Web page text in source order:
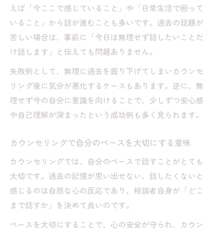
えば「今ここで感じていること」や「日常生活で困って
いること」から話が進むことも多いです。過去の話題が
苦しい場合は、事前に「今日は無理せず話したいことだ
け話します」と伝えても問題ありません。
失敗例として、無理に過去を掘り下げてしまいカウンセ
リング後に気分が悪化するケースもあります。逆に、無
理せず今の自分に意識を向けることで、少しずつ安心感
や自己理解が深まったという成功例も多く見られます。
カウンセリングで自分のペースを大切にする意味
カウンセリングでは、自分のペースで話すことがとても
大切です。過去の記憶が思い出せない、話したくないと
感じるのは自然な心の反応であり、相談者自身が「どこ
まで話すか」を決めて良いのです。
ペースを大切にすることで、心の安全が守られ、カウン